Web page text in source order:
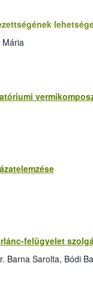
Mária
felügyelet
Barna Sarolta, Bódi